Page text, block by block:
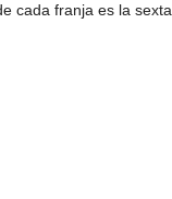
cada franja es la sexta